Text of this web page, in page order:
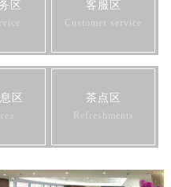
区 客服区
Customer service
区 茶点区
Refreshments